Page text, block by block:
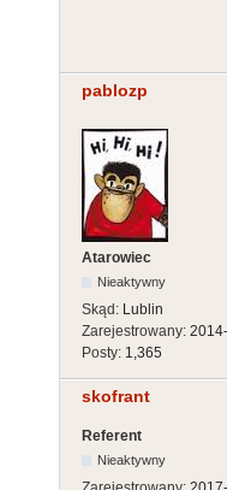
pablozp
Atarowiec
Nieaktywny
Skąd: Lublin
Zarejestrowany:
Posty: 1,365
skofrant
Referent
Nieaktywny